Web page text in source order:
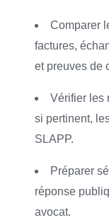
Comparer
factures,
et preuves de
Vérifier les
si pertinent,
SLAPP.
Préparer
réponse
avocat.